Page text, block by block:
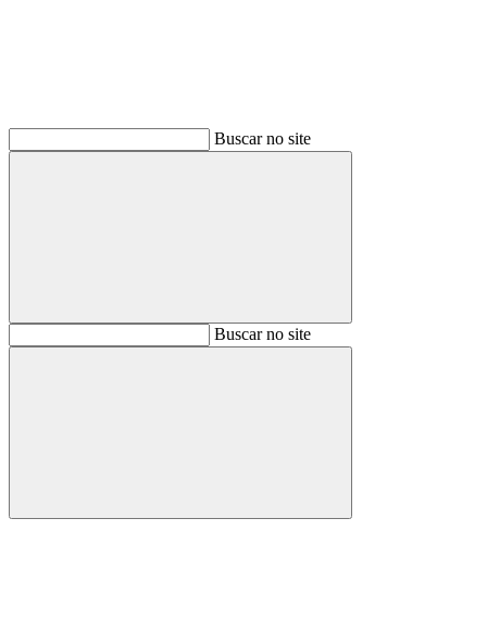
Buscar no site
BuscarBuscar no site
Buscar